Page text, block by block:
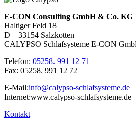
E-CON Consulting GmbH & Co. KG
Haltiger Feld 18
D – 33154 Salzkotten
CALYPSO Schlafsysteme E-CON
Telefon: 05258. 991 12 71
Fax: 05258. 991 12 72
E-Mail:info@calypso-schlafsysteme.de
Internet:www.calypso-schlafsysteme.de
Kontakt